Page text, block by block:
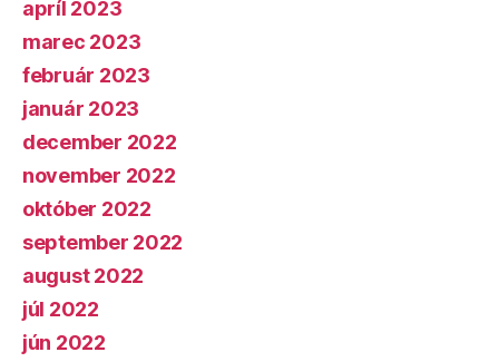
apríl 2023
marec 2023
február 2023
január 2023
december 2022
november 2022
október 2022
september 2022
august 2022
júl 2022
jún 2022